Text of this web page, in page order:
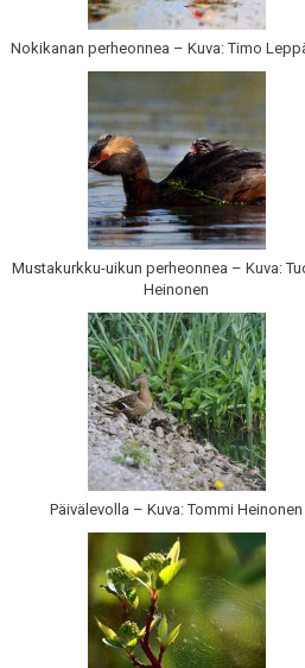
Nokikanan perheonnea – Kuva: Timo
Mustakurkku-uikun perheonnea – Kuva:
Heinonen
Päivälevolla – Kuva: Tommi Heinonen